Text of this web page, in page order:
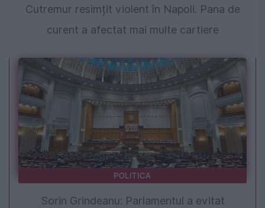
Cutremur resimțit violent în Napoli. Pana de
curent a afectat mai multe cartiere
POLITICA
Sorin Grindeanu: Parlamentul a evitat